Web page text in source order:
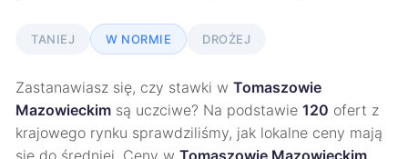
TANIEJ W NORMIE DROŻEJ
Zastanawiasz się, czy stawki w Tomaszowie
Mazowieckim są uczciwe? Na podstawie 120 ofert z
krajowego rynku sprawdziliśmy, jak lokalne ceny mają
się do średniej. Ceny w Tomaszowie Mazowieckim